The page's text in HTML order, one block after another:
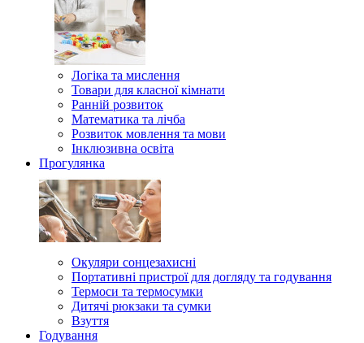
Логіка та мислення
Товари для класної кімнати
Ранній розвиток
Математика та лічба
Розвиток мовлення та мови
Інклюзивна освіта
Прогулянка
Окуляри сонцезахисні
Портативні пристрої для догляду та годування
Термоси та термосумки
Дитячі рюкзаки та сумки
Взуття
Годування